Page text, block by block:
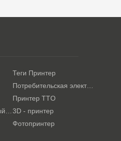
Теги Принтер
Потребительская электроника
Принтер TTO
Цифровой текстильный принтер3D - принтер
Фотопринтер